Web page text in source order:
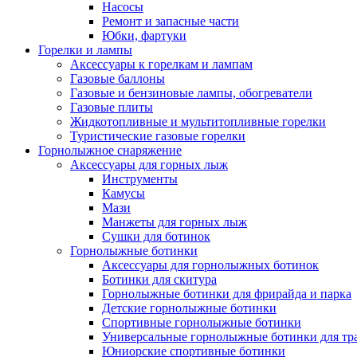
Насосы
Ремонт и запасные части
Юбки, фартуки
Горелки и лампы
Аксессуары к горелкам и лампам
Газовые баллоны
Газовые и бензиновые лампы, обогреватели
Газовые плиты
Жидкотопливные и мультитопливные горелки
Туристические газовые горелки
Горнолыжное снаряжение
Аксессуары для горных лыж
Инструменты
Камусы
Мази
Манжеты для горных лыж
Сушки для ботинок
Горнолыжные ботинки
Аксессуары для горнолыжных ботинок
Ботинки для скитура
Горнолыжные ботинки для фрирайда и парка
Детские горнолыжные ботинки
Спортивные горнолыжные ботинки
Универсальные горнолыжные ботинки для
Юниорские спортивные ботинки